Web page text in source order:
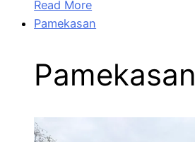
Read More
Pamekasan
Pamekasan